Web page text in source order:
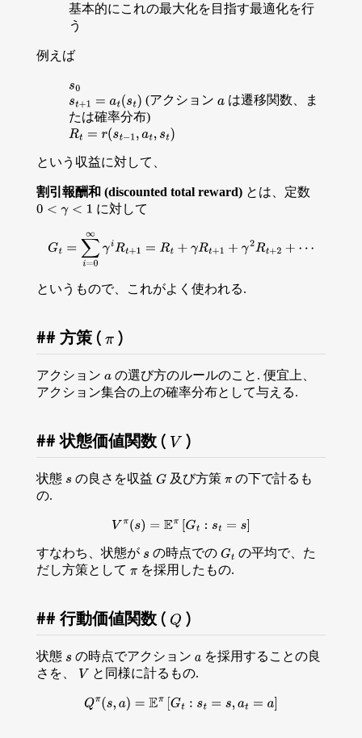
基本的にこれの最大化を目指す最適化を行
う
例えば
s0
st+1 =at (st) (アクションaは遷移関数、ま
たは確率分布)
Rt= r(s t−1,at,st)
という収益に対して、
割引報酬和 (discounted total reward)とは、定数
0<γ<1 に対して
Gt=∑ =0∞ 1= Rt Rt+2
というもので、これがよく使われる.
方策 ( π)
アクション aの選び方のルールのこと. 便宜上、
アクション集合の上の確率分布として与える.
状態価値関数 ( V )
状態 s の良さを収益 G及び方策 π の下で計るも
の.
Vπ (s) =Eπ [Gt s t=s ]
すなわち、状態が s の時点での Gt の平均で、た
だし方策として π を採用したもの.
行動価値関数 ( Q )
状態 s の時点でアクション a を採用することの良
さを、
Vと同様に計るもの.
Qπ (s,a)=E π[G t st= s,a t= a]